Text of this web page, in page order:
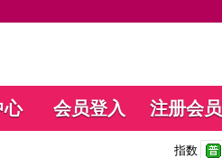
心 会员登入 注册会员
指数